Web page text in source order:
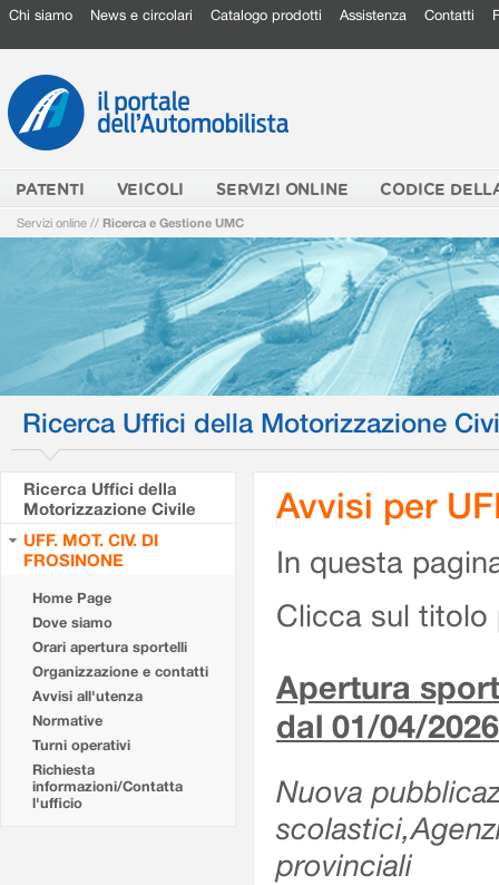
Chi siamo News e circolari Catalogo prodotti Assistenza Contatti
PATENTI VEICOLI SERVIZI ONLINE CODICE
Servizi online // Ricerca e Gestione UMC
Ricerca Uffici della Motorizzazione
Ricerca Uffici della
Motorizzazione Civile
UFF. MOT. CIV. DI
FROSINONE
Home Page
Dove siamo
Orari apertura sportelli
Organizzazione e contatti
Avvisi all'utenza
Normative
Turni operativi
Richiesta
informazioni/Contatta
l'ufficio
Avvisi per
In questa
Clicca sul titolo
Apertura
dal 01/04/2026
Nuova
provinciali